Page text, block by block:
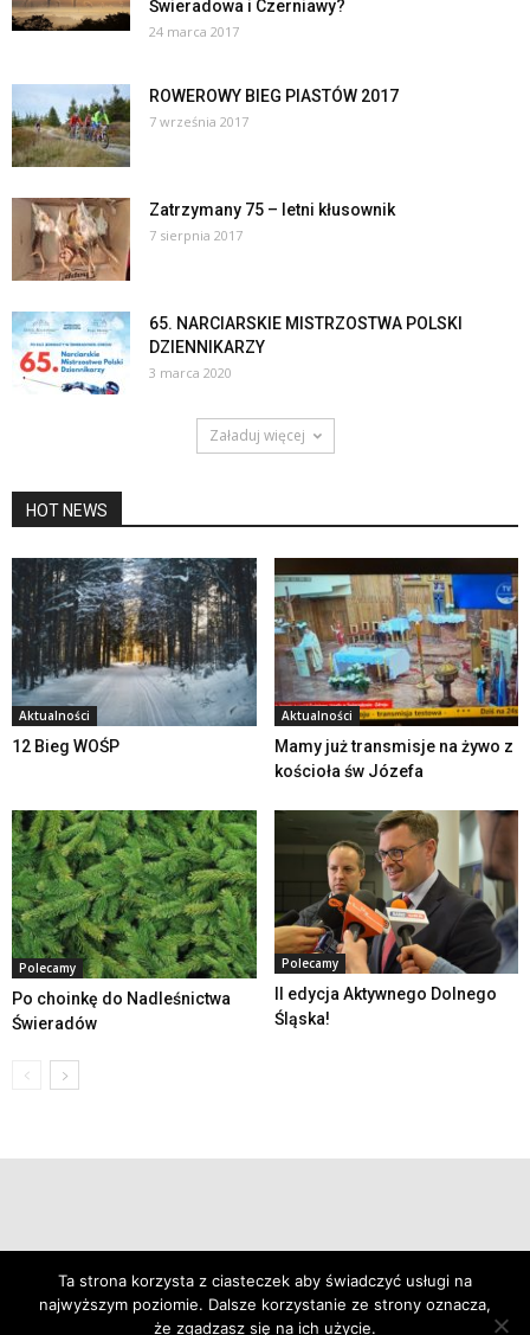
Świeradowa i Czerniawy?
24 marca 2017
ROWEROWY BIEG PIASTÓW 2017
7 września 2017
Zatrzymany 75 – letni kłusownik
7 sierpnia 2017
65. NARCIARSKIE MISTRZOSTWA POLSKI
DZIENNIKARZY
3 marca 2020
Załaduj więcej
HOT NEWS
Aktualności
12 Bieg WOŚP
Aktualności
Mamy już transmisje na żywo z
kościoła św Józefa
Polecamy
Po choinkę do Nadleśnictwa
Świeradów
Polecamy
II edycja Aktywnego Dolnego
Śląska!
Ta strona korzysta z ciasteczek aby świadczyć usługi na
najwyższym poziomie. Dalsze korzystanie ze strony oznacza,
że zgadzasz się na ich użycie.